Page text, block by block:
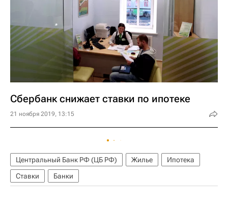
Сбербанк снижает ставки по ипотеке
21 ноября 2019, 13:15
Центральный Банк РФ (ЦБ РФ) Жилье
Ипотека
Ставки
Банки